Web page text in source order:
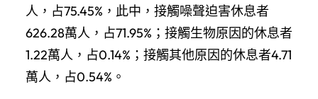
人，占75.45%，此中，接觸噪聲迫害休息者
626.28萬人，占71.95%；接觸生物原因的休息者
1.22萬人，占0.14%；接觸其他原因的休息者4.71
萬人，占0.54%。